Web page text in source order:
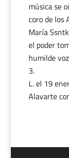
música se
coro de los
María
el poder
humilde voz
L.el 19
Alavarte